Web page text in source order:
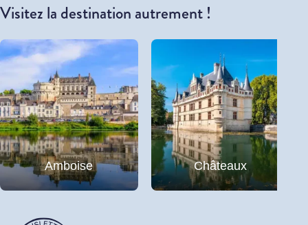
Visitez la destination autrement !
Amboise Châteaux